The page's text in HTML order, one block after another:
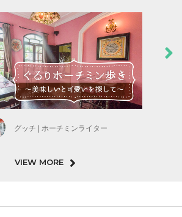
グッチ | ホーチミンライター
VIEW MORE